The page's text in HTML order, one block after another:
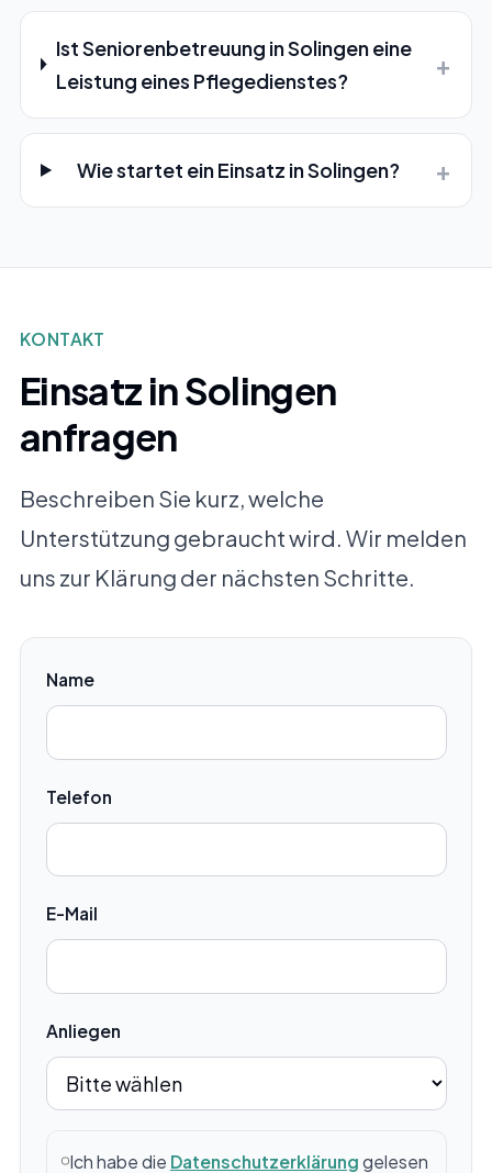
Ist Seniorenbetreuung in Solingen eine
Leistung eines Pflegedienstes?
+
Wie startet ein Einsatz in Solingen? +
KONTAKT
Einsatz in Solingen
anfragen
Beschreiben Sie kurz, welche
Unterstützung gebraucht wird. Wir melden
uns zur Klärung der nächsten Schritte.
Name
Telefon
E-Mail
Anliegen
Ich habe die Datenschutzerklärung gelesen